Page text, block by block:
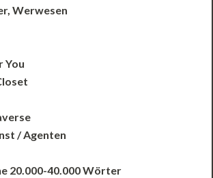
Werwesen
You
/ Agenten
20.000-40.000 Wörter